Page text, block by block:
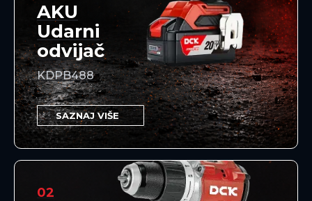
AKU
Udarni
odvijač
KDPB488
SAZNAJ VIŠE
02